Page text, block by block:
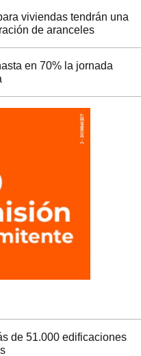
viviendas tendrán una
de aranceles
en 70% la jornada
de 51.000 edificaciones